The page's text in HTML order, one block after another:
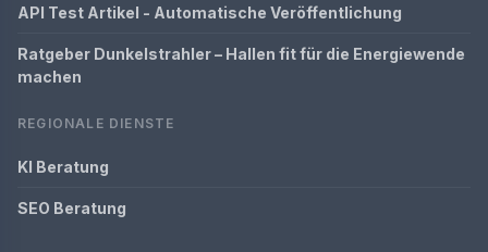
API Test Artikel - Automatische Veröffentlichung
Ratgeber Dunkelstrahler – Hallen fit für die Energiewende
machen
REGIONALE DIENSTE
KI Beratung
SEO Beratung